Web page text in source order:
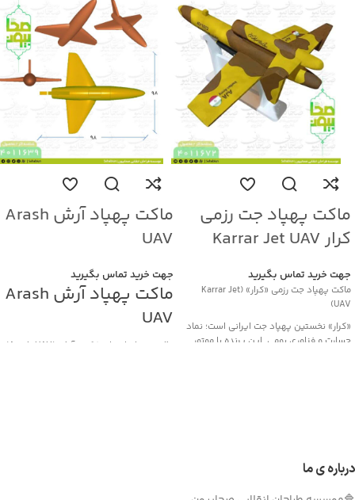
ماکت پهپاد جت رزمی
کرار Karrar Jet UAV
جهت خرید تماس بگیرید
ماکت پهپاد جت رزمی «کرار» (Karrar Jet
UAV)
«کرار» نخستین پهپاد جت ایرانی است؛ نماد
جسارت و فناوری بومی. این پرنده با موتور
پروژه‌های آموزشی.
ماکت پهپاد آرش Arash
UAV
جهت خرید تماس بگیرید
ماکت پهپاد آرش Arash
UAV
ماکت پهپاد انتحاری/کروز آرش (Arash UAV)
درباره ی ما